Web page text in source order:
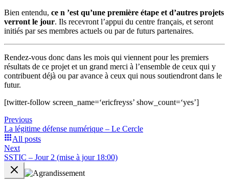
Bien entendu, ce n ’est qu’une première étape et d’autres projets
verront le jour. Ils recevront l’appui du centre français, et seront
initiés par ses membres actuels ou par de futurs partenaires.
Rendez-vous donc dans les mois qui viennent pour les premiers
résultats de ce projet et un grand merci à l’ensemble de ceux qui y
contribuent déjà ou par avance à ceux qui nous soutiendront dans le
futur.
[twitter-follow screen_name=‘ericfreyss’ show_count=‘yes’]
Previous
La légitime défense numérique – Le Cercle
All posts
Next
SSTIC – Jour 2 (mise à jour 18:00)